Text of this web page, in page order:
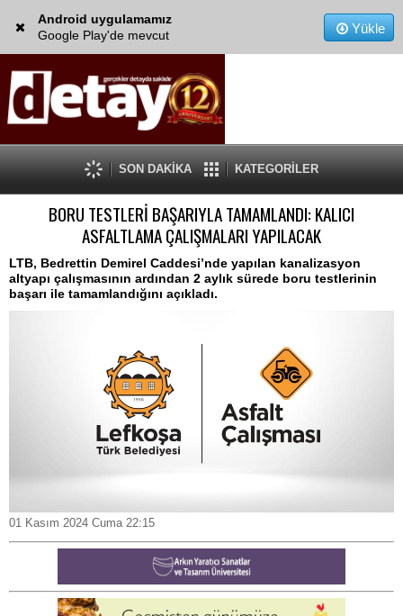
Android uygulamamız
Google Play'de mevcut
Yükle
SON DAKİKA KATEGORİLER
BORU TESTLERİ BAŞARIYLA TAMAMLANDI: KALICI
ASFALTLAMA ÇALIŞMALARI YAPILACAK
LTB, Bedrettin Demirel Caddesi’nde yapılan kanalizasyon
altyapı çalışmasının ardından 2 aylık sürede boru testlerinin
başarı ile tamamlandığını açıkladı.
01 Kasım 2024 Cuma 22:15